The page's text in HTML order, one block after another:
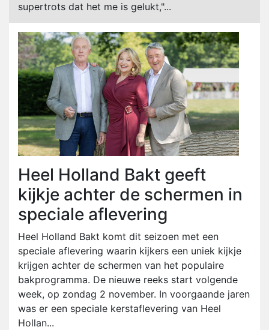
supertrots dat het me is gelukt,"...
Heel Holland Bakt geeft
kijkje achter de schermen in
speciale aflevering
Heel Holland Bakt komt dit seizoen met een
speciale aflevering waarin kijkers een uniek kijkje
krijgen achter de schermen van het populaire
bakprogramma. De nieuwe reeks start volgende
week, op zondag 2 november. In voorgaande jaren
was er een speciale kerstaflevering van Heel
Hollan...